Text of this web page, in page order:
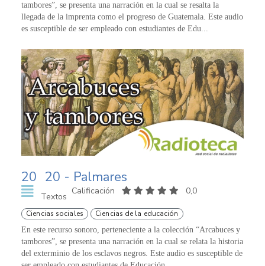
tambores”, se presenta una narración en la cual se resalta la
llegada de la imprenta como el progreso de Guatemala. Este audio
es susceptible de ser empleado con estudiantes de Edu...
20 20 - Palmares
Textos
Calificación 0,0
Ciencias sociales Ciencias de la educación
En este recurso sonoro, perteneciente a la colección “Arcabuces y
tambores”, se presenta una narración en la cual se relata la historia
del exterminio de los esclavos negros. Este audio es susceptible de